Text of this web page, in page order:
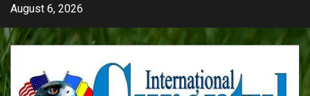
Skip
content
August 6, 2026